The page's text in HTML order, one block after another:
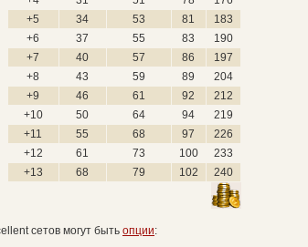
+5
34 53 81
183
+6
37 55 83
190
+7
40 57 86
197
+8
43 59 89
204
+9
46 61 92
212
+10
50 64 94
219
+11
55 68 97
226
+12
61 73 100
233
+13
68 79 102 240
сетов могут быть опции: